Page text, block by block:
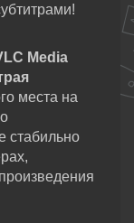
Media
места на
стабильно